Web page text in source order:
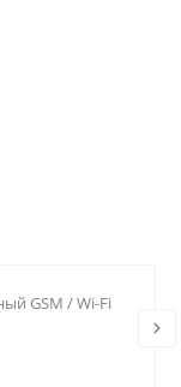
GSM / Wi-Fi